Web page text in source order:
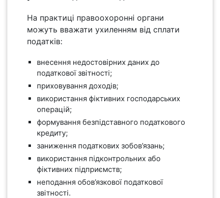
На практиці правоохоронні органи
можуть вважати ухиленням від сплати
податків:
внесення недостовірних даних до
податкової звітності;
приховування доходів;
використання фіктивних господарських
операцій;
формування безпідставного податкового
кредиту;
заниження податкових зобов’язань;
використання підконтрольних або
фіктивних підприємств;
неподання обов’язкової податкової
звітності.